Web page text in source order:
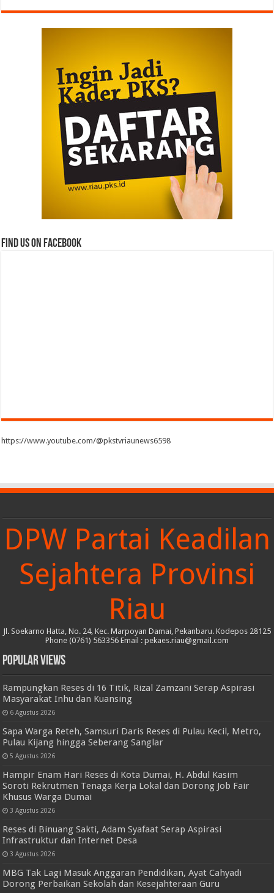
Find us on Facebook
https://www.youtube.com/@pkstvriaunews6598
DPW Partai Keadilan
Sejahtera Provinsi
Riau
Jl. Soekarno Hatta, No. 24, Kec. Marpoyan Damai, Pekanbaru. Kodepos 28125
Phone (0761) 563356 Email : pekaes.riau@gmail.com
Popular Views
Rampungkan Reses di 16 Titik, Rizal Zamzani Serap Aspirasi
Masyarakat Inhu dan Kuansing
6 Agustus 2026
Sapa Warga Reteh, Samsuri Daris Reses di Pulau Kecil, Metro,
Pulau Kijang hingga Seberang Sanglar
5 Agustus 2026
Hampir Enam Hari Reses di Kota Dumai, H. Abdul Kasim
Soroti Rekrutmen Tenaga Kerja Lokal dan Dorong Job Fair
Khusus Warga Dumai
3 Agustus 2026
Reses di Binuang Sakti, Adam Syafaat Serap Aspirasi
Infrastruktur dan Internet Desa
3 Agustus 2026
MBG Tak Lagi Masuk Anggaran Pendidikan, Ayat Cahyadi
Dorong Perbaikan Sekolah dan Kesejahteraan Guru